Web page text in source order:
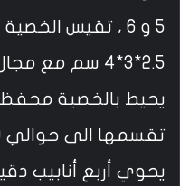
5 و 6 ، تقيس
2.5*3*4 سم مع
يحيط بالخصية
يحوي أربع أنابيب